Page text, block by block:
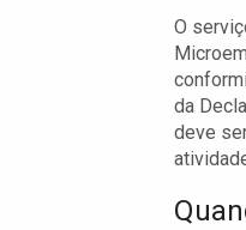
O
da
deve